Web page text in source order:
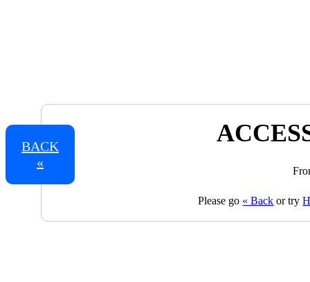
BACK
«
Please go « Back or try